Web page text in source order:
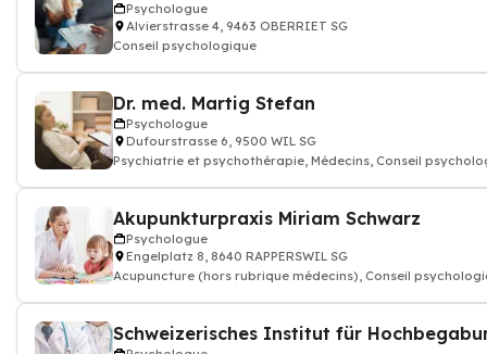
Psychologue
Alvierstrasse 4, 9463 OBERRIET SG
Conseil psychologique
Dr. med. Martig Stefan
Psychologue
Dufourstrasse 6, 9500 WIL SG
Psychiatrie et psychothérapie, Médecins, Conseil
Akupunkturpraxis Miriam Schwarz
Psychologue
Engelplatz 8, 8640 RAPPERSWIL SG
Acupuncture (hors rubrique médecins), Conseil
Schweizerisches Institut für